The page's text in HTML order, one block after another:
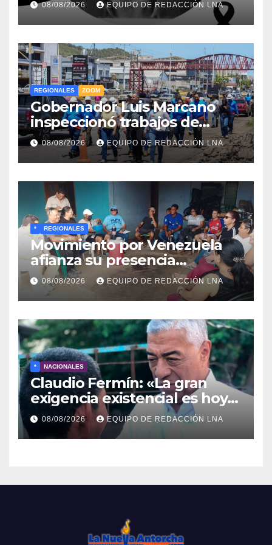
Caracas Boys
08/08/2026 EQUIPO DE REDACCIÓN LNA
REGIONALES ZOOM
Gobernador Luis Marcano
inspeccionó trabajos de
rehabilitación en al Av.
Intercomunal
08/08/2026 EQUIPO DE REDACCIÓN LNA
* REGIONALES
Movimiento por Venezuela
afianza su presencia
comunitaria en La Ponderosa
y otras comunidades de
Anzoátegui
08/08/2026 EQUIPO DE REDACCIÓN LNA
* NACIONALES
Claudio Fermín: «La gran
exigencia existencial es hoy
la defensa de la soberanía»
08/08/2026 EQUIPO DE REDACCIÓN LNA